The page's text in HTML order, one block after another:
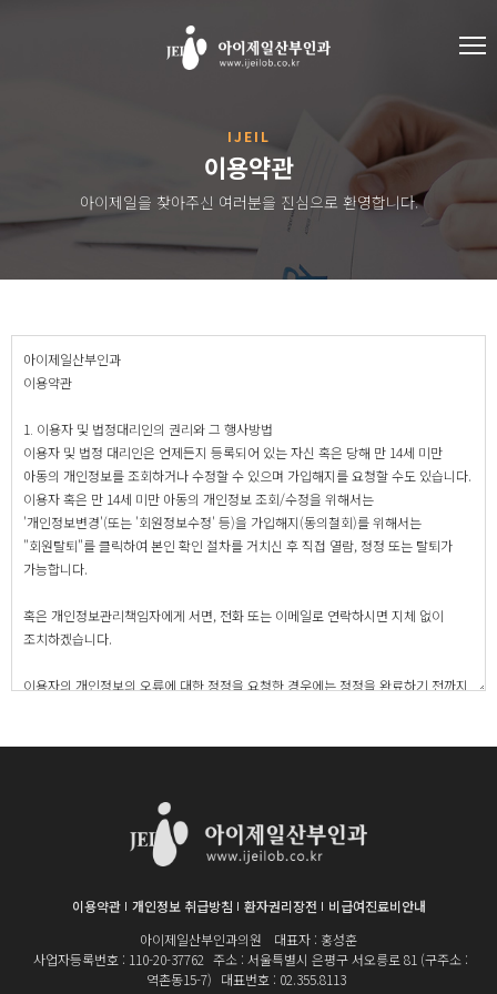
IJEIL
이용약관
아이제일을 찾아주신 여러분을 진심으로 환영합니다.
이용약관 개인정보 취급방침 환자권리장전
비급여진료비안내
아이제일산부인과의원
대표자 : 홍성훈
사업자등록번호 : 110-20-37762 주소 : 서울특별시 은평구 서오릉로 81 (구주소 :
역촌동15-7) 대표번호 : 02.355.8113